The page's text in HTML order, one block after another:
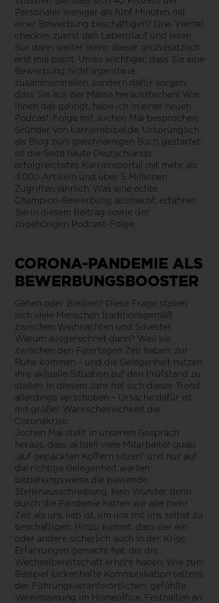
Personaler weniger als fünf Minuten mit
einer Bewerbung beschäftigen? Drei Viertel
checken zuerst den Lebenslauf und lesen
nur dann weiter, wenn dieser grundsätzlich
erst mal passt. Umso wichtiger, dass Sie eine
Bewerbung nicht irgendwie
zusammenstellen, sondern dafür sorgen,
dass Sie aus der Masse herausstechen! Wie
Ihnen das gelingt, habe ich in einer neuen
Podcast-Folge mit Jochen Mai besprochen,
Gründer von karrierebibel.de. Ursprünglich
als Blog zum gleichnamigen Buch gestartet,
ist die Seite heute Deutschlands
erfolgreichstes Karriereportal mit mehr als
4.000 Artikeln und über 5 Millionen
Zugriffen jährlich. Was eine echte
Champion-Bewerbung ausmacht, erfahren
Sie in diesem Beitrag sowie der
zugehörigen Podcast-Folge.
CORONA-PANDEMIE ALS
BEWERBUNGSBOOSTER
Gehen oder Bleiben? Diese Frage stellen
sich viele Menschen traditionsgemäß
zwischen Weihnachten und Silvester.
Warum ausgerechnet dann? Weil sie
zwischen den Feiertagen Zeit haben, zur
Ruhe kommen – und die Gelegenheit nutzen,
ihre aktuelle Situation auf den Prüfstand zu
stellen. In diesem Jahr hat sich dieser Trend
allerdings verschoben – Ursache dafür ist
mit großer Wahrscheinlichkeit die
Coronakrise.
Jochen Mai stellt in unserem Gespräch
heraus, dass aktuell viele Mitarbeiter quasi
„auf gepackten Koffern sitzen“ und nur auf
die richtige Gelegenheit warten
beziehungsweise die passende
Stellenausschreibung. Kein Wunder, denn
durch die Pandemie hatten wir alle mehr
Zeit als uns lieb ist, um uns mit uns selbst zu
beschäftigen. Hinzu kommt, dass der ein
oder andere sicherlich auch in der Krise
Erfahrungen gemacht hat, die die
Wechselbereitschaft erhöht haben. Wie zum
Beispiel lückenhafte Kommunikation seitens
der Führungsverantwortlichen, gefühlte
Vereinsamung im Homeoffice, Festhalten an